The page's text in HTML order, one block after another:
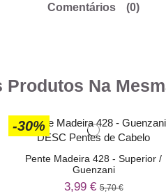
Comentários
(0)
Produtos Na
-30%
Pente Madeira 428 - Superior /
Guenzani
3,99 €5,70 €